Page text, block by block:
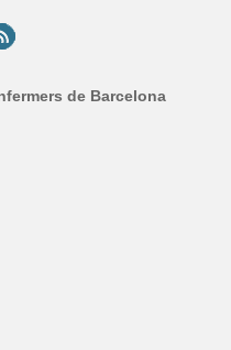
de Barcelona